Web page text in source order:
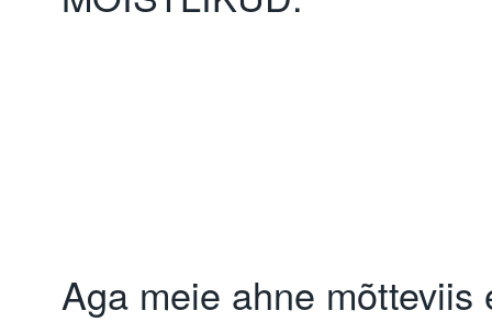
Aga meie ahne mõtteviis